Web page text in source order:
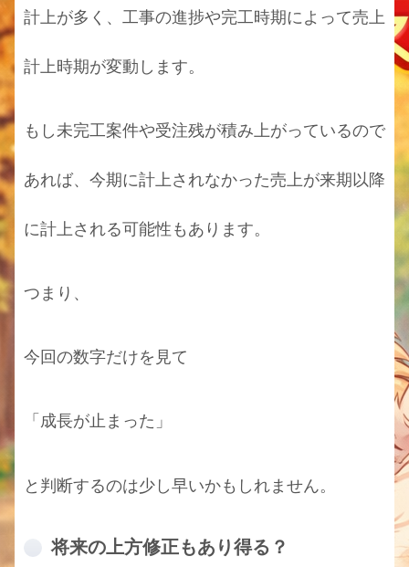
計上が多く、工事の進捗や完工時期によって売上
計上時期が変動します。
もし未完工案件や受注残が積み上がっているので
あれば、今期に計上されなかった売上が来期以降
に計上される可能性もあります。
つまり、
今回の数字だけを見て
「成長が止まった」
と判断するのは少し早いかもしれません。
将来の上方修正もあり得る？